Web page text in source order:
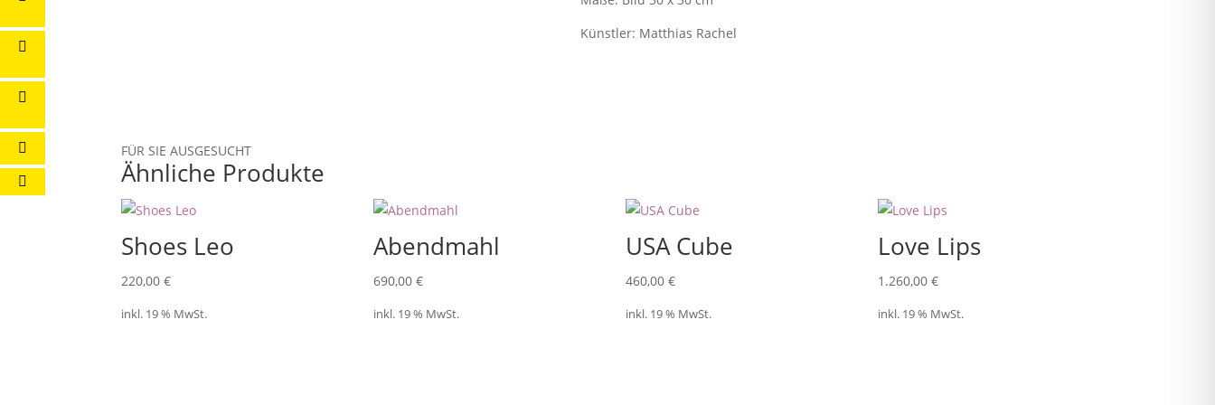
Künstler: Matthias Rachel
FÜR SIE AUSGESUCHT
Ähnliche Produkte
Shoes Leo
220,00€
inkl. 19 % MwSt.
Abendmahl
690,00€
inkl. 19 % MwSt.
USA Cube
460,00€
inkl. 19 % MwSt.
Love Lips
1.260,00€
inkl. 19 % MwSt.